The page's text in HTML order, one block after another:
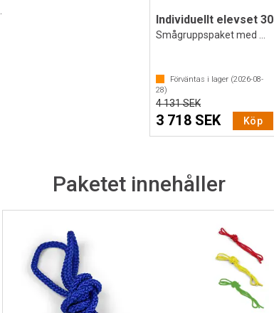
Individuellt elevset 30
Förväntas i lager (2026-08-
28)
4 131 SEK
3 718 SEK Köp
Paketet innehåller